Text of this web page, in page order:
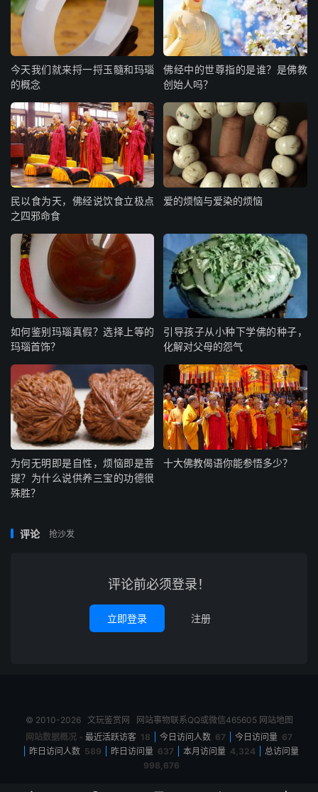
今天我们就来捋一捋玉髓和玛瑙
的概念
佛经中的世尊指的是谁？是佛教
创始人吗？
民以食为天，佛经说饮食立极点
之四邪命食
爱的烦恼与爱染的烦恼
如何鉴别玛瑙真假？选择上等的
玛瑙首饰？
引导孩子从小种下学佛的种子，
化解对父母的怨气
为何无明即是自性，烦恼即是菩
提？为什么说供养三宝的功德很
殊胜？
十大佛教偈语你能参悟多少？
评论 抢沙发
评论前必须登录！
立即登录 注册
© 2010-2026 文玩鉴赏网 网站事物联系QQ或微信465605 网站地图
网站数据概况 - 最近活跃访客 18 今日访问人数 67 今日访问量 67
昨日访问人数 589 昨日访问量 637 本月访问量 4,324
总访问量
998,676